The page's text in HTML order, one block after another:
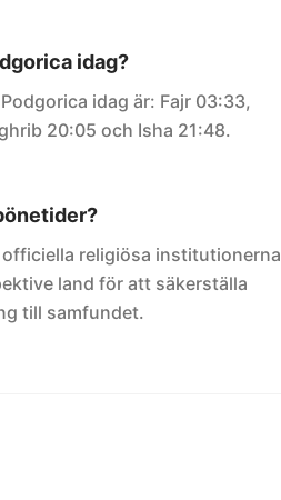
idag?
idag är: Fajr 03:33,
20:05 och Isha 21:48.
religiösa institutionerna
land för att säkerställa
till samfundet.